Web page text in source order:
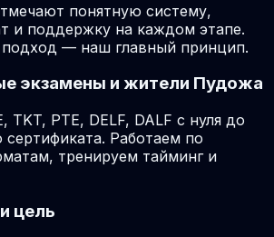
понятную систему,
и поддержку на каждом этапе.
— наш главный принцип.
экзамены и жители Пудожа
TKT, PTE, DELF, DALF с нуля до
Работаем по
тренируем тайминг и
цель